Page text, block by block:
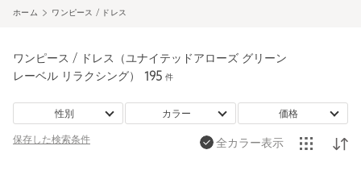
ホーム ワンピース / ドレス
ワンピース / ドレス（ユナイテッドアローズ グリーン
レーベル リラクシング）
195 件
性別 カラー 価格
保存した検索条件 全カラー表示